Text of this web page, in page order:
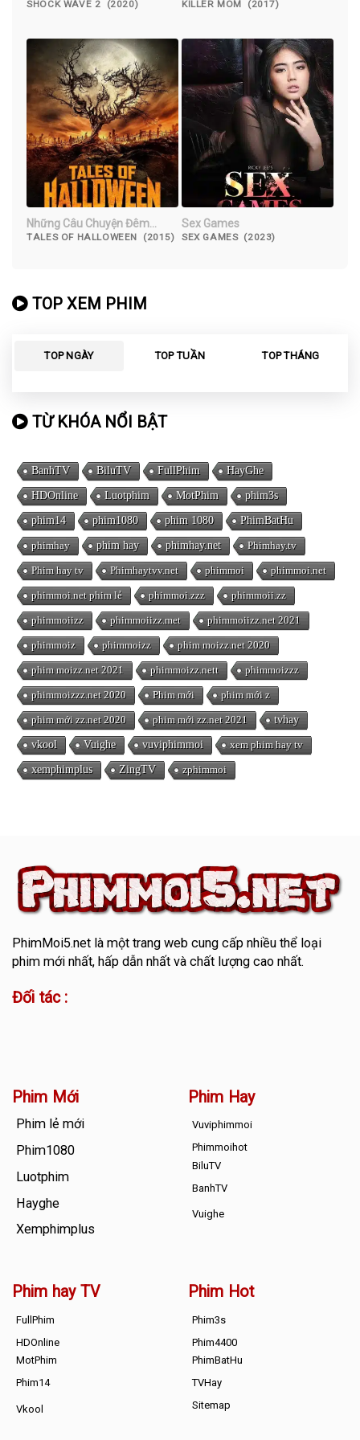
SHOCK WAVE 2 (2020) KILLER MOM (2017)
Những Câu Chuyện Đêm
Halloween
TALES OF HALLOWEEN (2015)
Sex Games
SEX GAMES (2023)
TOP XEM PHIM
TOP NGÀY TOP TUẦN TOP THÁNG
TỪ KHÓA NỔI BẬT
BanhTV BiluTV FullPhim HayGhe
HDOnline Luotphim MotPhim phim3s
phim14 phim1080 phim 1080 PhimBatHu
phimhay phim hay phimhay.net Phimhay.tv
Phim hay tv Phimhaytvv.net phimmoi phimmoi.net
phimmoi.net phim lẻ phimmoi.zzz phimmoii.zz
phimmoiizz phimmoiizz.met phimmoiizz.net 2021
phimmoiz phimmoizz phim moizz.net 2020
phim moizz.net 2021 phimmoizz.nett phimmoizzz
phimmoizzz.net 2020 Phim mới phim mới z
phim mới zz.net 2020 phim mới zz.net 2021 tvhay
vkool Vuighe vuviphimmoi xem phim hay tv
xemphimplus ZingTV zphimmoi
PhimMoi5.netlà một trang web cung cấp nhiều thể loại
phim mới nhất, hấp dẫn nhất và chất lượng cao nhất.
Đối tác :
Phim Mới
Phim lẻ mới
Phim1080
Luotphim
Hayghe
Xemphimplus
Phim Hay
Vuviphimmoi
Phimmoihot
BiluTV
BanhTV
Vuighe
Phim hay TV
FullPhim
HDOnline
MotPhim
Phim14
Vkool
Phim Hot
Phim3s
Phim4400
PhimBatHu
TVHay
Sitemap